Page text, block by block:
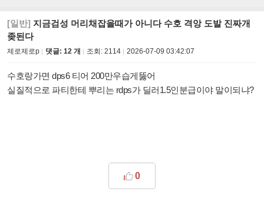
[일반] 지금검성 머리채잡을때가 아니다 수호 격앙 도발 진짜개
좆된다
제로제로p 댓글: 12 개 조회: 2114 2026-07-09 03:42:07
수호랑가면 dps6 티어 200만우습게뚫어
실질적으로 파티한테 뿌리는 rdps가 딜러1.5인분급이야 말이되냐?
0